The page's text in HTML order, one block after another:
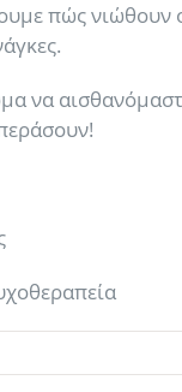
πώς νιώθουν
να